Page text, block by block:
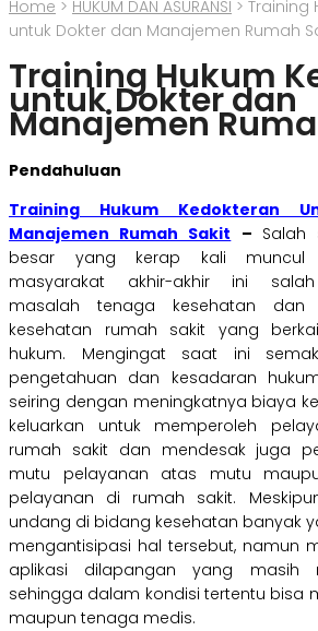
Home > HUKUM DAN ASURANSI > Training
untuk Dokter dan Manajemen Rumah
Training Hukum
untuk Dokter dan
Manajemen
Pendahuluan
Training Hukum Kedokteran
Manajemen Rumah Sakit – Salah
besar yang kerap kali muncul
masyarakat akhir-akhir ini
masalah tenaga kesehatan dan
kesehatan rumah sakit yang
hukum. Mengingat saat ini
pengetahuan dan kesadaran
seiring dengan meningkatnya biaya
keluarkan untuk memperoleh
rumah sakit dan mendesak juga
mutu pelayanan atas mutu
pelayanan di rumah sakit.
undang di bidang kesehatan banyak
mengantisipasi hal tersebut, namun
aplikasi dilapangan yang masih
sehingga dalam kondisi tertentu bisa
maupun tenaga medis.